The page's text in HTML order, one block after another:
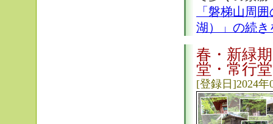
「磐梯山周
湖）」の続き
春・新緑
堂・常行
[登録日]2024年